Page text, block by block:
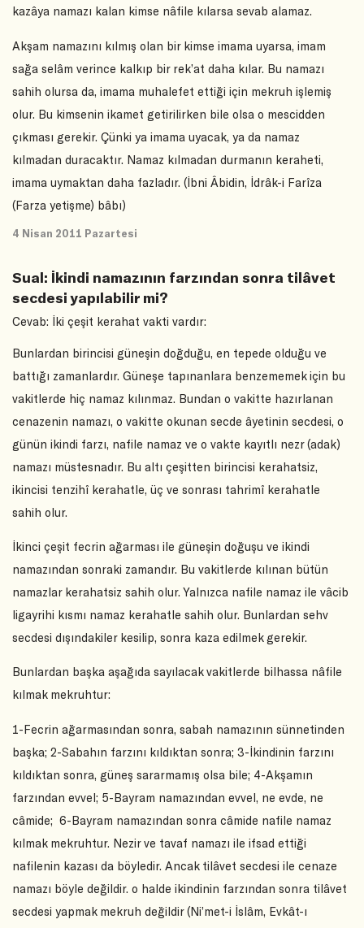
kazâya namazı kalan kimse nâfile kılarsa sevab alamaz.
Akşam namazını kılmış olan bir kimse imama uyarsa, imam
sağa selâm verince kalkıp bir rek’at daha kılar. Bu namazı
sahih olursa da, imama muhalefet ettiği için mekruh işlemiş
olur. Bu kimsenin ikamet getirilirken bile olsa o mescidden
çıkması gerekir. Çünki ya imama uyacak, ya da namaz
kılmadan duracaktır. Namaz kılmadan durmanın keraheti,
imama uymaktan daha fazladır. (İbni Âbidin, İdrâk-i Farîza
(Farza yetişme) bâbı)
4 Nisan 2011 Pazartesi
Sual: İkindi namazının farzından sonra tilâvet
secdesi yapılabilir mi?
Cevab: İki çeşit kerahat vakti vardır:
Bunlardan birincisi güneşin doğduğu, en tepede olduğu ve
battığı zamanlardır. Güneşe tapınanlara benzememek için bu
vakitlerde hiç namaz kılınmaz. Bundan o vakitte hazırlanan
cenazenin namazı, o vakitte okunan secde âyetinin secdesi, o
günün ikindi farzı, nafile namaz ve o vakte kayıtlı nezr (adak)
namazı müstesnadır. Bu altı çeşitten birincisi kerahatsiz,
ikincisi tenzihî kerahatle, üç ve sonrası tahrimî kerahatle
sahih olur.
İkinci çeşit fecrin ağarması ile güneşin doğuşu ve ikindi
namazından sonraki zamandır. Bu vakitlerde kılınan bütün
namazlar kerahatsiz sahih olur. Yalnızca nafile namaz ile vâcib
ligayrihi kısmı namaz kerahatle sahih olur. Bunlardan sehv
secdesi dışındakiler kesilip, sonra kaza edilmek gerekir.
Bunlardan başka aşağıda sayılacak vakitlerde bilhassa nâfile
kılmak mekruhtur:
1-Fecrin ağarmasından sonra, sabah namazının sünnetinden
başka; 2-Sabahın farzını kıldıktan sonra; 3-İkindinin farzını
kıldıktan sonra, güneş sararmamış olsa bile; 4-Akşamın
farzından evvel; 5-Bayram namazından evvel, ne evde, ne
câmide; 6-Bayram namazından sonra câmide nafile namaz
kılmak mekruhtur. Nezir ve tavaf namazı ile ifsad ettiği
nafilenin kazası da böyledir. Ancak tilâvet secdesi ile cenaze
namazı böyle değildir. o halde ikindinin farzından sonra tilâvet
secdesi yapmak mekruh değildir (Ni’met-i İslâm, Evkât-ı